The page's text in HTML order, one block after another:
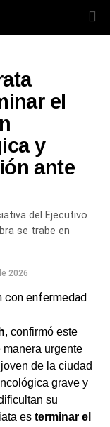
el
y
ante
del Ejecutivo
se trabe en
2026
, confirmó este
urgente
de la ciudad
grave y
su
es terminar el